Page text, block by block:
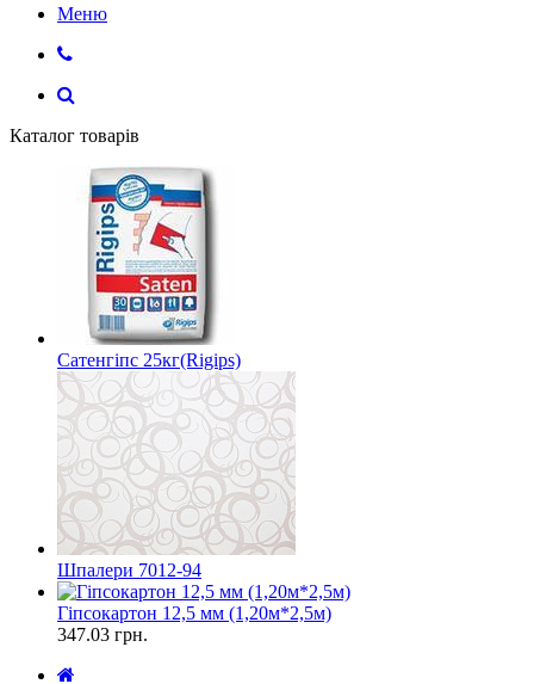
Меню
Каталог товарів
Сатенгіпс 25кг(Rigips)
Шпалери 7012-94
Гіпсокартон 12,5 мм (1,20м*2,5м)
347.03 грн.